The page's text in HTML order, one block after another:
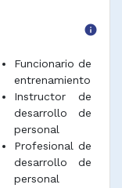
info
Funcionario de
entrenamiento
Instructor de
desarrollo de
personal
Profesional de
desarrollo de
personal